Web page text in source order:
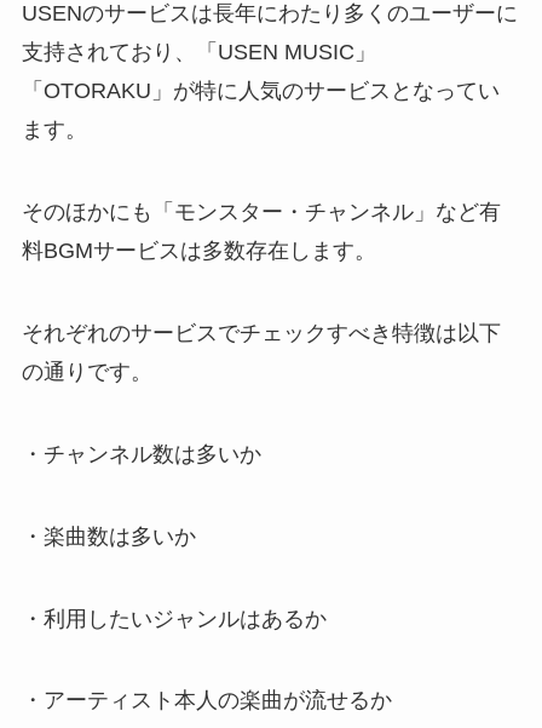
USENのサービスは長年にわたり多くのユーザーに
支持されており、「USEN MUSIC」
「OTORAKU」が特に人気のサービスとなってい
ます。
そのほかにも「モンスター・チャンネル」など有
料BGMサービスは多数存在します。
それぞれのサービスでチェックすべき特徴は以下
の通りです。
・チャンネル数は多いか
・楽曲数は多いか
・利用したいジャンルはあるか
・アーティスト本人の楽曲が流せるか